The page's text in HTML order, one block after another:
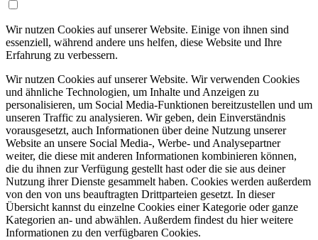
Wir nutzen Cookies auf unserer Website. Einige von ihnen sind
essenziell, während andere uns helfen, diese Website und Ihre
Erfahrung zu verbessern.
Wir nutzen Cookies auf unserer Website. Wir verwenden Cookies
und ähnliche Technologien, um Inhalte und Anzeigen zu
personalisieren, um Social Media-Funktionen bereitzustellen und um
unseren Traffic zu analysieren. Wir geben, dein Einverständnis
vorausgesetzt, auch Informationen über deine Nutzung unserer
Website an unsere Social Media-, Werbe- und Analysepartner
weiter, die diese mit anderen Informationen kombinieren können,
die du ihnen zur Verfügung gestellt hast oder die sie aus deiner
Nutzung ihrer Dienste gesammelt haben. Cookies werden außerdem
von den von uns beauftragten Drittparteien gesetzt. In dieser
Übersicht kannst du einzelne Cookies einer Kategorie oder ganze
Kategorien an- und abwählen. Außerdem findest du hier weitere
Informationen zu den verfügbaren Cookies.